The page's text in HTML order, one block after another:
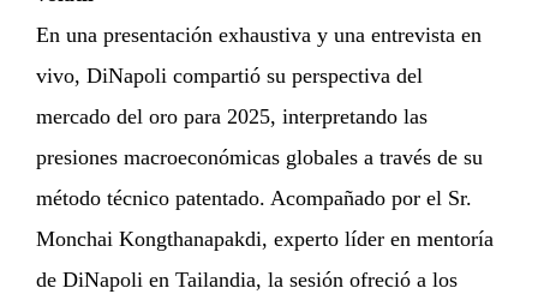
En una presentación exhaustiva y una entrevista en
vivo, DiNapoli compartió su perspectiva del
mercado del oro para 2025, interpretando las
presiones macroeconómicas globales a través de su
método técnico patentado. Acompañado por el Sr.
Monchai Kongthanapakdi, experto líder en mentoría
de DiNapoli en Tailandia, la sesión ofreció a los